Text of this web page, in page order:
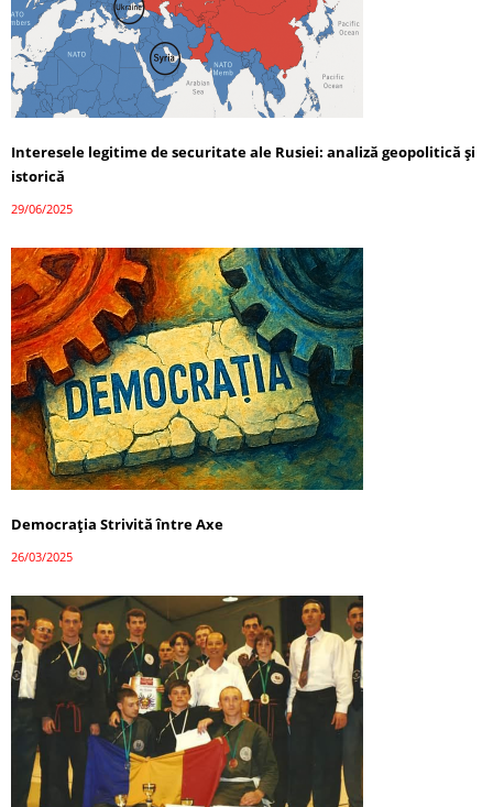
Interesele legitime de securitate ale Rusiei: analiză geopolitică și
istorică
29/06/2025
Democrația Strivită între Axe
26/03/2025